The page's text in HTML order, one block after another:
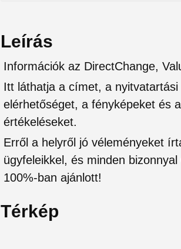
Leírás
Információk az DirectChange,
Itt láthatja a címet, a
elérhetőséget, a fényképeket és
értékeléseket.
Erről a helyről jó véleményeket
ügyfeleikkel, és minden
100%-ban ajánlott!
Térkép